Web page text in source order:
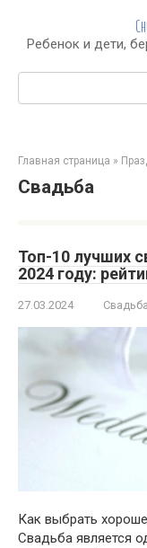
контентуРебенок и дети,
Поиск:
Главная страница »
Свадьба
Топ-10 лучших
2024 году:
27.03.2024 Свадьба
Как выбрать
Свадьба является